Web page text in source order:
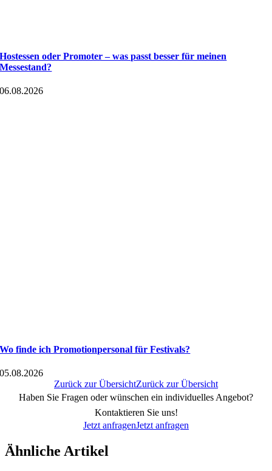
Hostessen oder Promoter – was passt besser für meinen
Messestand?
06.08.2026
Wo finde ich Promotionpersonal für Festivals?
05.08.2026
Zurück zur ÜbersichtZurück zur Übersicht
Haben Sie Fragen oder wünschen ein individuelles Angebot?
Kontaktieren Sie uns!
Jetzt anfragenJetzt anfragen
Ähnliche Artikel